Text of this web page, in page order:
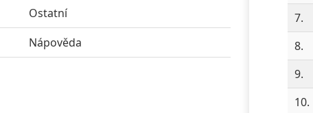
7.
8.
9.
10.
Ostatníclick to expand contents
Nápověda